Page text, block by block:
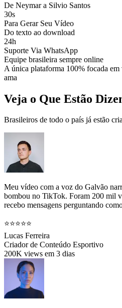
De Neymar a Silvio Santos
30s
Para Gerar Seu Vídeo
Do texto ao download
24h
Suporte Via WhatsApp
Equipe brasileira sempre online
A única plataforma 100% focada
ama
Veja o Que Estão
Brasileiros de todo o país já estão
Meu vídeo com a voz do Galvão
bombou no TikTok. Foram 200 mil
recebo mensagens perguntando
⭐⭐⭐⭐⭐
Lucas Ferreira
Criador de Conteúdo Esportivo
200K views em 3 dias